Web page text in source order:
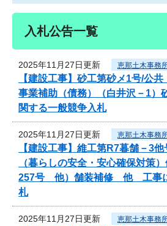
入札公告一覧
2025年11月27日更新 恵那土木事務
【建設工事】砂工第砂メ1号/公
事業補助（債務）（白井沢－1）
関する一般競争入札
2025年11月27日更新 恵那土木事務
【建設工事】維工第R7暮舗－3
（暮らしの安全・安心確保対策
257号 他）舗装補修 他 工事に
札
2025年11月27日更新 恵那土木事務